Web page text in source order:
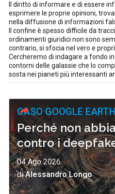
Il diritto di informare e di essere
esprimere le proprie opinioni,
nella diffusione di informazioni
Il confine è spesso difficile da
ordinamenti giuridici non sono
contrario, si sfocia nel vero e
Cercheremo di indagare a fondo
contorni delle galassie che lo
sosta nei pianeti più interessanti
CASO GOOGLE EARTH
Perché non
contro i
04 Ago 2026
diAlessandro Longo